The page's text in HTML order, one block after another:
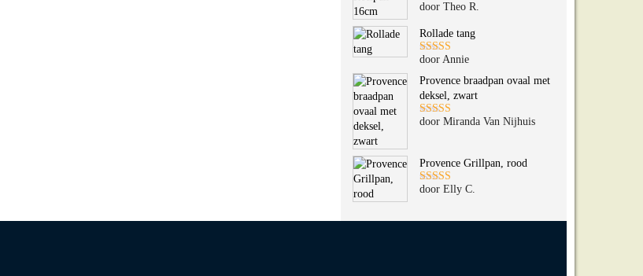
Gewaardeerd
door Theo R.
Rollade tang
Gewaardeerd
5uit 5
door Annie
Provence braadpan ovaal met
deksel, zwart
Gewaardeerd
door Miranda Van Nijhuis
Provence Grillpan, rood
Gewaardeerd
door Elly C.